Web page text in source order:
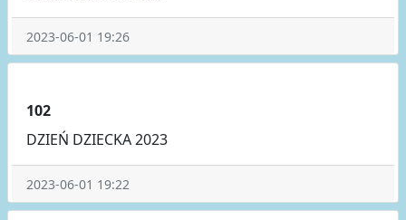
2023-06-01 19:26
102
DZIEŃ DZIECKA 2023
2023-06-01 19:22